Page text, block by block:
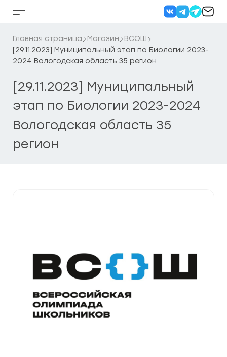
Кнопка
бокового
меню
Главная страница Магазин
ВСОШ
[29.11.2023] Муниципальный этап по Биологии 2023-
2024 Вологодская область 35 регион
[29.11.2023] Муниципальный
этап по Биологии 2023-2024
Вологодская область 35
регион